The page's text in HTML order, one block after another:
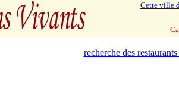
Cette ville
recherche des